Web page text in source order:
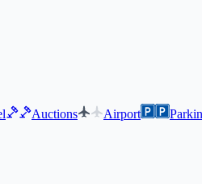
Auctions Airport